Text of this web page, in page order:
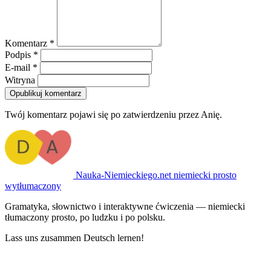
Komentarz *
Podpis *
E-mail *
Witryna
Opublikuj komentarz
Twój komentarz pojawi się po zatwierdzeniu przez Anię.
Nauka-Niemieckiego.net niemiecki prosto
wytłumaczony
Gramatyka, słownictwo i interaktywne ćwiczenia — niemiecki
tłumaczony prosto, po ludzku i po polsku.
Lass uns zusammen Deutsch lernen!